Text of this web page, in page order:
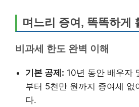
며느리 증여, 똑똑하게
비과세 한도 완벽 이해
기본 공제: 10년 동안 배우자
부터 5천만 원까지 증여세 없
다.